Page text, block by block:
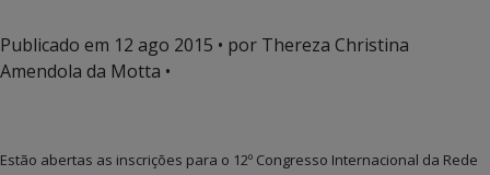
Publicado em 12 ago 2015 • por Thereza Christina
Amendola da Motta •
Estão abertas as inscrições para o 12º Congresso Internacional da Rede